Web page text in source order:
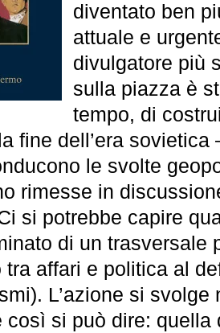
diventato ben
attuale e
divulgatore più
sulla piazza è
tempo, di
fine dell’era
le svolte
rimesse in
si potrebbe capire
di un trasversale
tra affari e politica al
L’azione si svolge
così si può dire: quella